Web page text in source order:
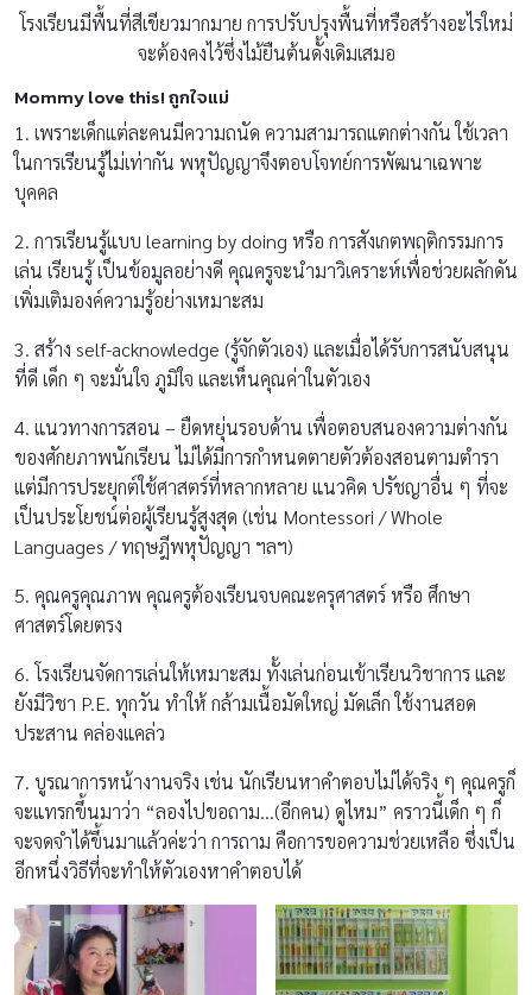
โรงเรียนมีพื้นที่สีเขียวมากมาย การปรับปรุงพื้นที่หรือสร้างอะไรใหม่
จะต้องคงไว้ซึ่งไม้ยืนต้นดั้งเดิมเสมอ
Mommy love this! ถูกใจแม่
1. เพราะเด็กแต่ละคนมีความถนัด ความสามารถแตกต่างกัน ใช้เวลา
ในการเรียนรู้ไม่เท่ากัน พหุปัญญาจึงตอบโจทย์การพัฒนาเฉพาะ
บุคคล
2. การเรียนรู้แบบ learning by doing หรือ การสังเกตพฤติกรรมการ
เล่น เรียนรู้ เป็นข้อมูลอย่างดี คุณครูจะนำมาวิเคราะห์เพื่อช่วยผลักดัน
เพิ่มเติมองค์ความรู้อย่างเหมาะสม
3. สร้าง self-acknowledge (รู้จักตัวเอง) และเมื่อได้รับการสนับสนุน
ที่ดี เด็ก ๆ จะมั่นใจ ภูมิใจ และเห็นคุณค่าในตัวเอง
4. แนวทางการสอน – ยืดหยุ่นรอบด้าน เพื่อตอบสนองความต่างกัน
ของศักยภาพนักเรียน ไม่ได้มีการกำหนดตายตัวต้องสอนตามตำรา
แต่มีการประยุกต์ใช้ศาสตร์ที่หลากหลาย แนวคิด ปรัชญาอื่น ๆ ที่จะ
เป็นประโยชน์ต่อผู้เรียนรู้สูงสุด (เช่น Montessori / Whole
Languages / ทฤษฎีพหุปัญญา ฯลฯ)
5. คุณครูคุณภาพ คุณครูต้องเรียนจบคณะครุศาสตร์ หรือ ศึกษา
ศาสตร์โดยตรง
6. โรงเรียนจัดการเล่นให้เหมาะสม ทั้งเล่นก่อนเข้าเรียนวิชาการ และ
ยังมีวิชา P.E. ทุกวัน ทำให้ กล้ามเนื้อมัดใหญ่ มัดเล็ก ใช้งานสอด
ประสาน คล่องแคล่ว
7. บูรณาการหน้างานจริง เช่น นักเรียนหาคำตอบไม่ได้จริง ๆ คุณครูก็
จะแทรกขึ้นมาว่า “ลองไปขอถาม…(อีกคน) ดูไหม” คราวนี้เด็ก ๆ ก็
จะจดจำได้ขึ้นมาแล้วค่ะว่า การถาม คือการขอความช่วยเหลือ ซึ่งเป็น
อีกหนึ่งวิธีที่จะทำให้ตัวเองหาคำตอบได้